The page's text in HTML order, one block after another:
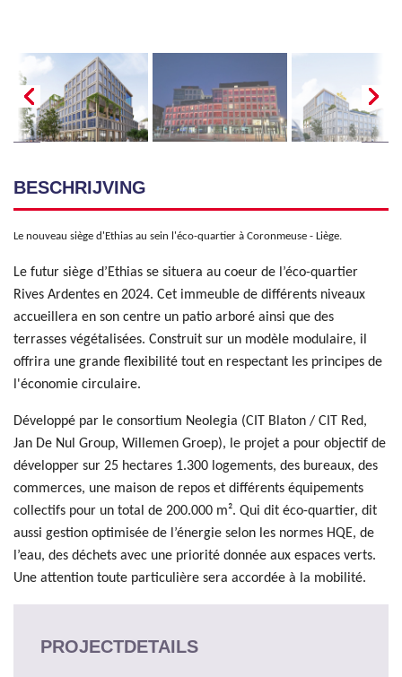
BESCHRIJVING
Le nouveau siège d'Ethias au sein l'éco-quartier à Coronmeuse - Liège.
Le futur siège d’Ethias se situera au coeur de l’éco-quartier
Rives Ardentes en 2024. Cet immeuble de différents niveaux
accueillera en son centre un patio arboré ainsi que des
terrasses végétalisées. Construit sur un modèle modulaire, il
offrira une grande flexibilité tout en respectant les principes de
l'économie circulaire.
Développé par le consortium Neolegia (CIT Blaton / CIT Red,
Jan De Nul Group, Willemen Groep), le projet a pour objectif de
développer sur 25 hectares 1.300 logements, des bureaux, des
commerces, une maison de repos et différents équipements
collectifs pour un total de 200.000 m². Qui dit éco-quartier, dit
aussi gestion optimisée de l’énergie selon les normes HQE, de
l’eau, des déchets avec une priorité donnée aux espaces verts.
Une attention toute particulière sera accordée à la mobilité.
PROJECTDETAILS